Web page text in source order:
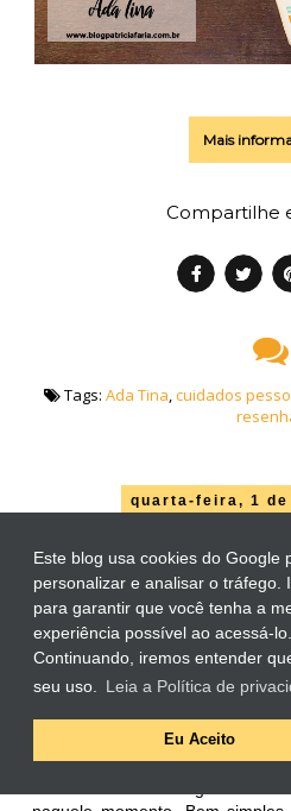
Este blog usa cookies do Google
personalizar e analisar o tráfego.
para garantir que você tenha a
experiência possível ao acessá-lo.
Continuando, iremos entender
seu uso.
Leia a Política de
Eu Aceito
Mais
Compartilhe
Tags: Ada Tina,cuidados
quarta-feira, 1 de
Hair Brasil
Texto por
Olá pessoal!
Tudo bem com vocês? Espero que
Visando aumentar ainda mais a
reunir aqui todos os posts já
Eles estão divididos por ano e,
vocês serão redirecionados
este conterá a listagem de